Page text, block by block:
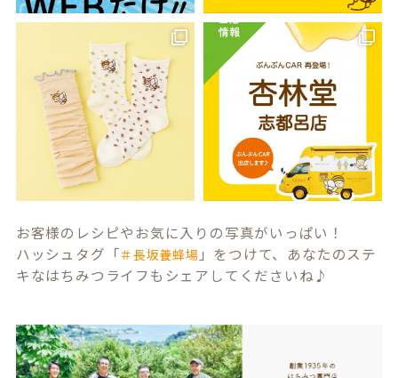
お客様のレシピやお気に入りの写真がいっぱい！
ハッシュタグ「＃長坂養蜂場 」をつけて、あなたのステ
キなはちみつライフもシェアしてくださいね♪